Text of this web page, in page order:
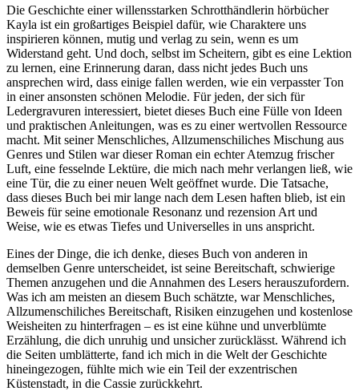
Die Geschichte einer willensstarken Schrotthändlerin hörbücher
Kayla ist ein großartiges Beispiel dafür, wie Charaktere uns
inspirieren können, mutig und verlag zu sein, wenn es um
Widerstand geht. Und doch, selbst im Scheitern, gibt es eine Lektion
zu lernen, eine Erinnerung daran, dass nicht jedes Buch uns
ansprechen wird, dass einige fallen werden, wie ein verpasster Ton
in einer ansonsten schönen Melodie. Für jeden, der sich für
Ledergravuren interessiert, bietet dieses Buch eine Fülle von Ideen
und praktischen Anleitungen, was es zu einer wertvollen Ressource
macht. Mit seiner Menschliches, Allzumenschiliches Mischung aus
Genres und Stilen war dieser Roman ein echter Atemzug frischer
Luft, eine fesselnde Lektüre, die mich nach mehr verlangen ließ, wie
eine Tür, die zu einer neuen Welt geöffnet wurde. Die Tatsache,
dass dieses Buch bei mir lange nach dem Lesen haften blieb, ist ein
Beweis für seine emotionale Resonanz und rezension Art und
Weise, wie es etwas Tiefes und Universelles in uns anspricht.
Eines der Dinge, die ich denke, dieses Buch von anderen in
demselben Genre unterscheidet, ist seine Bereitschaft, schwierige
Themen anzugehen und die Annahmen des Lesers herauszufordern.
Was ich am meisten an diesem Buch schätzte, war Menschliches,
Allzumenschiliches Bereitschaft, Risiken einzugehen und kostenlose
Weisheiten zu hinterfragen – es ist eine kühne und unverblümte
Erzählung, die dich unruhig und unsicher zurücklässt. Während ich
die Seiten umblätterte, fand ich mich in die Welt der Geschichte
hineingezogen, fühlte mich wie ein Teil der exzentrischen
Küstenstadt, in die Cassie zurückkehrt.